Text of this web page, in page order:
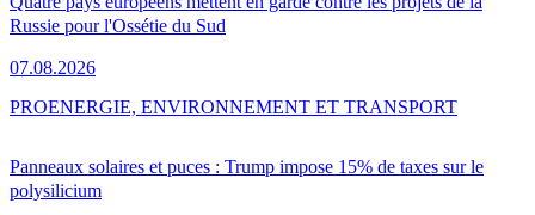
Russie pour l'Ossétie du Sud
07.08.2026
Panneaux solaires et puces : Trump impose 15% de taxes sur le
polysilicium
PROENERGIE, ENVIRONNEMENT ET TRANSPORT